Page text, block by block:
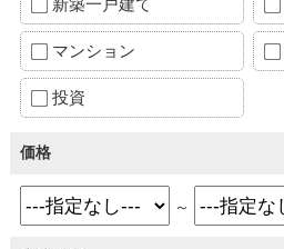
新築一戸建て
マンション
投資
価格
～